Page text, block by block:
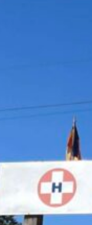
ភិបាលផ្តល់ការយកចិត្ត
វិធីអប់រំផ្លូវចិត្តសម្រា
ទៅលំនៅឋានវិញ ស្ថាន
ដ្ឋារចនាសម្ព័ន្ធនៅក្
ខាតទាំងនេះ ហើយរា
ផ្សាយថា មានពលរដ្ឋ